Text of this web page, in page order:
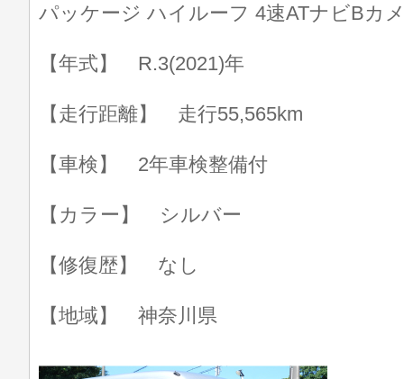
パッケージ ハイルーフ 4速ATナビBカ
【年式】 R.3(2021)年
【走行距離】 走行55,565km
【車検】 2年車検整備付
【カラー】 シルバー
【修復歴】 なし
【地域】 神奈川県